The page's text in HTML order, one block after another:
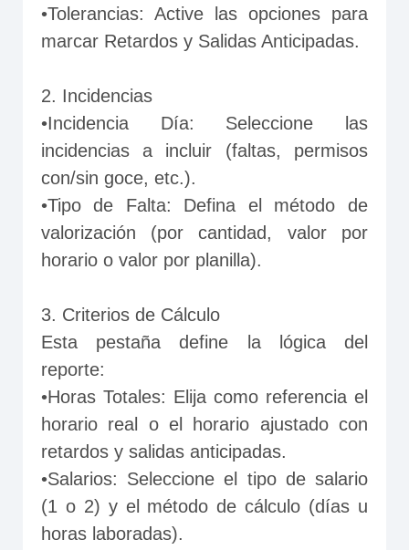
•Tolerancias: Active las opciones para
marcar Retardos y Salidas Anticipadas.
2. Incidencias
•Incidencia Día: Seleccione las
incidencias a incluir (faltas, permisos
con/sin goce, etc.).
•Tipo de Falta: Defina el método de
valorización (por cantidad, valor por
horario o valor por planilla).
3. Criterios de Cálculo
Esta pestaña define la lógica del
reporte:
•Horas Totales: Elija como referencia el
horario real o el horario ajustado con
retardos y salidas anticipadas.
•Salarios: Seleccione el tipo de salario
(1 o 2) y el método de cálculo (días u
horas laboradas).